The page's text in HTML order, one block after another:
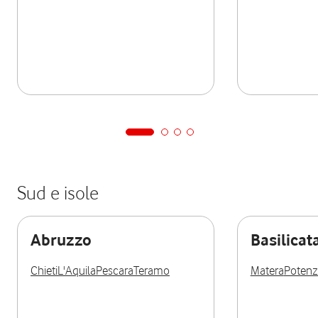
Sud e isole
Abruzzo
ChietiL'AquilaPescaraTeramo Matera